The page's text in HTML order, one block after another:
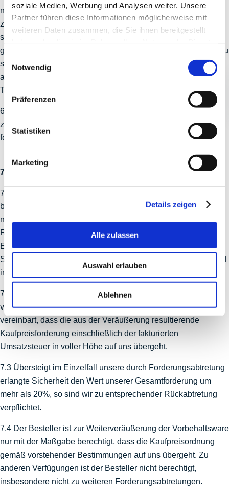
soziale Medien, Werbung und Analysen weiter. Unsere
Partner führen diese Informationen möglicherweise mit
weiteren Daten zusammen, die Sie ihnen bereitgestellt
Notwendig
Präferenzen
Statistiken
Marketing
Details zeigen
Alle zulassen
Auswahl erlauben
Ablehnen
noch offener Leistungen abzulehnen und (oder) vom Vertrag
zurückzutreten. Soweit der Besteller selbst Unternehmer ist,
sind wir berechtigt, auch bei Verzug mit einer Teilzahlung die
gesamte Restforderung nebst Nebenansprüchen sofort fällig zu
stellen oder die Vorauserfüllung noch offener Leistungen
abzulehnen und (oder) unter Setzung einer Nachfrist von 10
Tagen vom Vertrag zurückzutreten.
6.5 Dem Besteller steht ein Anrechnungsrecht nur für den Fall
zu, dass die Gegenforderung unbestritten oder rechtskräftig
festgestellt ist.
7. Eigentumsvorbehalt
7.1 Wir behalten uns das Eigentum an den gelieferten Waren
bis zur vollständigen Bezahlung aller uns zustehenden und
noch entstehenden Forderungen gleich aus welchem
Rechtsgrund vor. Bei laufender Rechnung gilt der
Eigentumsvorbehalt als Sicherung für unsere jeweilige
Saldoforderung. Ware, an der uns (Mit-) Eigentum zusteht, wird
im folgenden als Vorbehaltsware bezeichnet.
7.2 Für den Fall, dass der Besteller die Vorbehaltsware
veräußert, gilt bereits bei Abschluss des Kaufvertrages als
vereinbart, dass die aus der Veräußerung resultierende
Kaufpreisforderung einschließlich der fakturierten
Umsatzsteuer in voller Höhe auf uns übergeht.
7.3 Übersteigt im Einzelfall unsere durch Forderungsabtretung
erlangte Sicherheit den Wert unserer Gesamtforderung um
mehr als 20%, so sind wir zu entsprechender Rückabtretung
verpflichtet.
7.4 Der Besteller ist zur Weiterveräußerung der Vorbehaltsware
nur mit der Maßgabe berechtigt, dass die Kaufpreisordnung
gemäß vorstehender Bestimmungen auf uns übergeht. Zu
anderen Verfügungen ist der Besteller nicht berechtigt,
insbesondere nicht zu weiteren Forderungsabtretungen.